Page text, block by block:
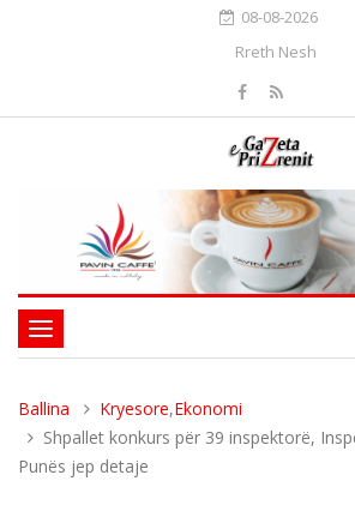
08-08-2026
Rreth Nesh
Toggle
navigation
Ballina Kryesore,Ekonomi
Shpallet konkurs për 39 inspektorë,
Punës jep detaje